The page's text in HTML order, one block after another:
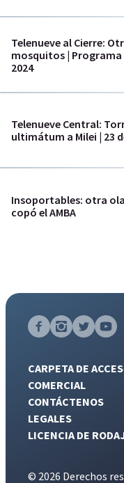
Telenueve al Cierre:
mosquitos | Programa
2024
Telenueve Central:
ultimátum a Milei | 23
Insoportables: otra
copó el AMBA
CARPETA DE
COMERCIAL
CONTÁCTENOS
LEGALES
LICENCIA DE
© 2026 Derechos